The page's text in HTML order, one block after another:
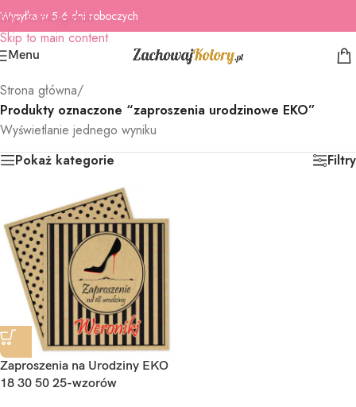
Skip to navigation
Skip to main content
Wysyłka w 5-6 dni roboczych
Menu
Strona główna/
Produkty oznaczone “zaproszenia urodzinowe EKO”
Wyświetlanie jednego wyniku
Pokaż kategorie
Filtry
Zaproszenia na Urodziny EKO
18 30 50 25-wzorów